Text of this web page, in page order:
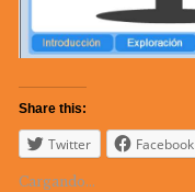
Share this:
Twitter Facebook
Cargando...